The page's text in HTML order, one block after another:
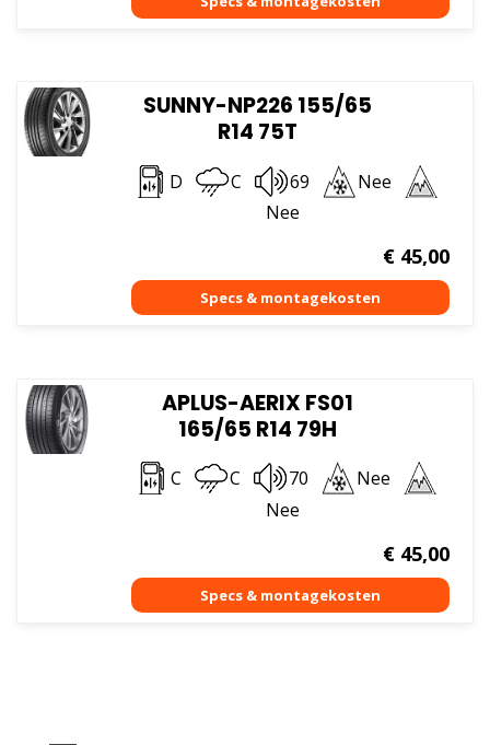
SUNNY-NP226 155/65
R14 75T
D C 69
Nee
Nee
€45,00
APLUS-AERIX FS01
165/65 R14 79H
C C 70
Nee
Nee
€45,00